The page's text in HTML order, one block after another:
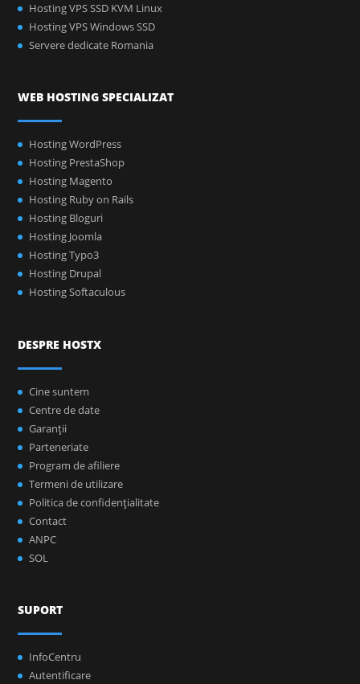
Hosting VPS SSD KVM Linux
Hosting VPS Windows SSD
Servere dedicate Romania
WEB HOSTING SPECIALIZAT
Hosting WordPress
Hosting PrestaShop
Hosting Magento
Hosting Ruby on Rails
Hosting Bloguri
Hosting Joomla
Hosting Typo3
Hosting Drupal
Hosting Softaculous
DESPRE HOSTX
Cine suntem
Centre de date
Garanţii
Parteneriate
Program de afiliere
Termeni de utilizare
Politica de confidenţialitate
Contact
ANPC
SOL
SUPORT
InfoCentru
Autentificare